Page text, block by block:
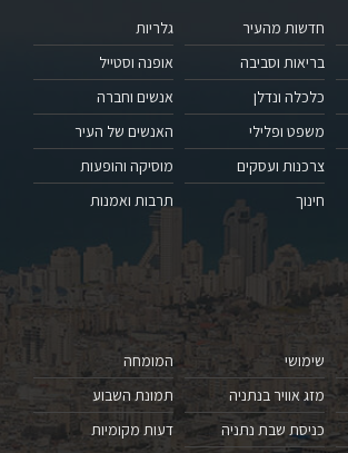
חדשות מהעיר
בריאות וסביבה
כלכלה ונדלן
משפט ופלילי
צרכנות ועסקים
חינוך
גלריות
אופנה וסטייל
אנשים וחברה
האנשים של העיר
מוסיקה והופעות
תרבות ואמנות
שימושי
מזג אוויר בנתניה
כניסת שבת נתניה
המומחה
תמונת השבוע
דעות מקומיות